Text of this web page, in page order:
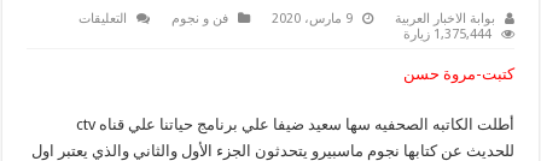
بوابة الاخبار العربية 9 مارس، 2020 فن و نجوم التعليقات
سعيد
مغلقة
1,375,444 زيارة
كتبت-مروة حسن
أطلت الكاتبه الصحفيه سها سعيد ضيفا علي برنامج حياتنا علي قناه ctv
للحديث عن كتابها نجوم ماسبيرو يتحدثون الجزء الأول والثاني والذي يعتبر اول